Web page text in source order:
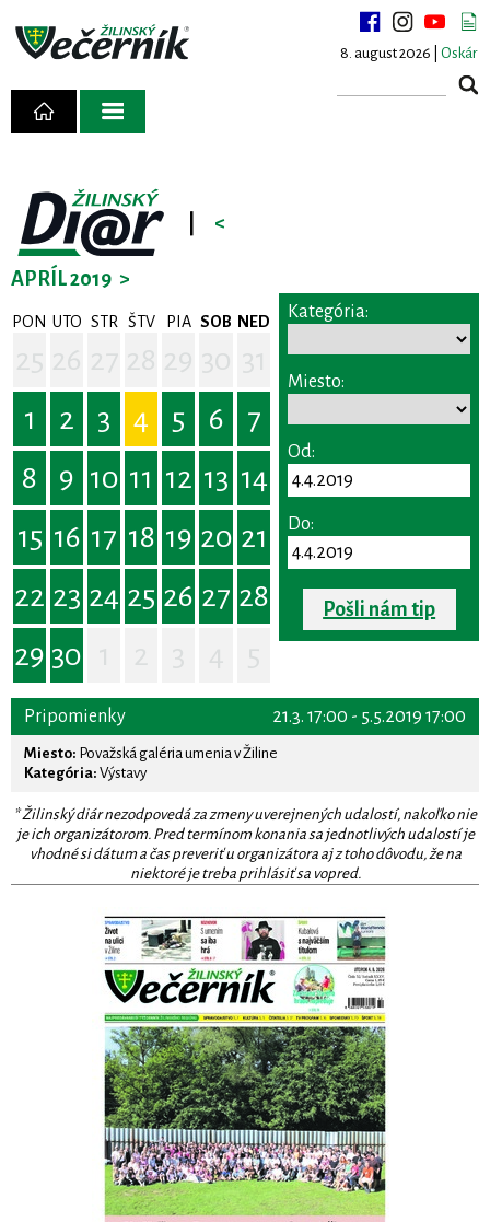
8. august 2026 | Oskár
<
APRÍL 2019 >
PON UTO STR ŠTV PIA SOB NED
1
2 3 4 5 6
7
8
9 10 11 12 13 14
15 16 17 18 19 20 21
22 23 24 25 26 27 28
29 30
Kategória:
Miesto:
Od:
Do:
Pošli nám tip
21.3. 17:00 - 5.5.2019 17:00
Pripomienky
Miesto: Považská galéria umenia v Žiline
Kategória: Výstavy
* Žilinský diár nezodpovedá za zmeny uverejnených udalostí, nakoľko nie
je ich organizátorom. Pred termínom konania sa jednotlivých udalostí je
vhodné si dátum a čas preveriť u organizátora aj z toho dôvodu, že na
niektoré je treba prihlásiť sa vopred.